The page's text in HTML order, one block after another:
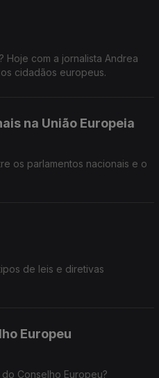
Hoje com a jornalista Andrea
cidadãos europeus.
na União Europeia
os parlamentos nacionais e o
de leis e diretivas
Europeu
Conselho Europeu?